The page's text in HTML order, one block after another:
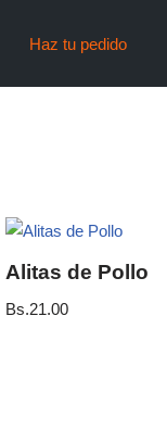
Haz tu pedido
Alitas de Pollo
Bs.21.00